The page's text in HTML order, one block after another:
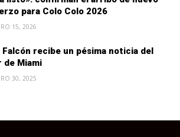
para Colo Colo 2026
15, 2026
Falcón recibe un pésima noticia del
de Miami
30, 2025